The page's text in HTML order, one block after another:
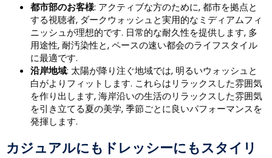
都市部のお客様: アクティブな方のために, 都市を拠点と
する視聴者, ダークウォッシュと実用的なミディ​​アムフィ
ニッシュが理想的です. 日常的な耐久性を提供します, 多
用途性, 耐汚染性と, ペースの速い都会のライフスタイル
に最適です.
沿岸地域: 太陽が降り注ぐ地域では, 明るいウォッシュと
白がよりフィットします. これらはリラックスした雰囲気
を作り出します, 海岸沿いの生活のリラックスした雰囲気
を引き立てる夏の美学, 季節ごとに良いパフォーマンスを
発揮します.
カジュアルにもドレッシーにもスタイリ